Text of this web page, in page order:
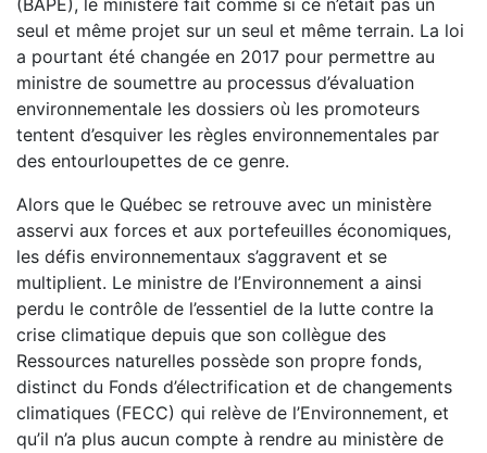
(BAPE), le ministère fait comme si ce n’était pas un
seul et même projet sur un seul et même terrain. La loi
a pourtant été changée en 2017 pour permettre au
ministre de soumettre au processus d’évaluation
environnementale les dossiers où les promoteurs
tentent d’esquiver les règles environnementales par
des entourloupettes de ce genre.
Alors que le Québec se retrouve avec un ministère
asservi aux forces et aux portefeuilles économiques,
les défis environnementaux s’aggravent et se
multiplient. Le ministre de l’Environnement a ainsi
perdu le contrôle de l’essentiel de la lutte contre la
crise climatique depuis que son collègue des
Ressources naturelles possède son propre fonds,
distinct du Fonds d’électrification et de changements
climatiques (FECC) qui relève de l’Environnement, et
qu’il n’a plus aucun compte à rendre au ministère de